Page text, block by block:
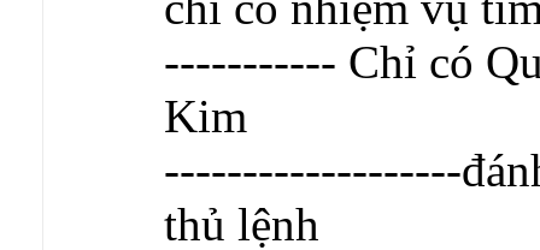
----------- Chỉ có
Kim
-------------------
thủ lệnh